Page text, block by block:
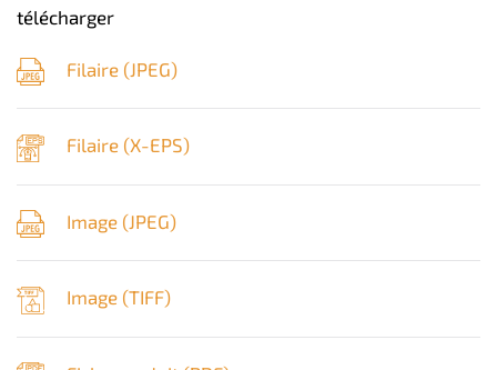
télécharger
Filaire (JPEG)
Filaire (X-EPS)
Image (JPEG)
Image (TIFF)